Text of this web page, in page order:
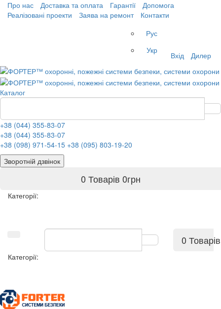
Про нас Доставка та оплата Гарантії
Допомога
Реалізовані проекти
Заява на ремонт
Контакти
Рус
Укр
Вхід Дилер
Каталог
+38 (044) 355-83-07
+38 (044) 355-83-07
+38 (098) 971-54-15 +38 (095) 803-19-20
Зворотній дзвінок
0 Товарів 0грн
Категорії:
0 Товарів
Категорії: